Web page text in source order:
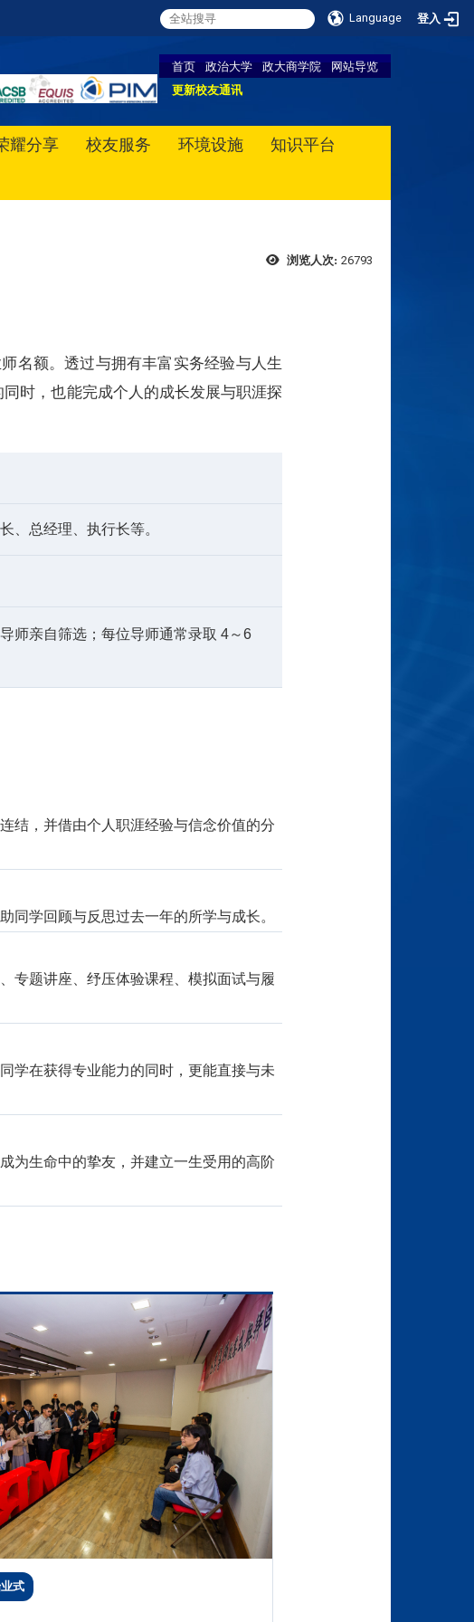
Language 登入
首页 政治大学 政大商学院
网站导览
更新校友通讯
耀分享 校友服务 环境设施
知识平台
浏览人次: 26793
名额。透过与拥有丰富实务经验与人生
时，也能完成个人的成长发展与职涯探
、总经理、执行长等。
师亲自筛选；每位导师通常录取 4～6
结，并借由个人职涯经验与信念价值的分
同学回顾与反思过去一年的所学与成长。
专题讲座、纾压体验课程、模拟面试与履
学在获得专业能力的同时，更能直接与未
为生命中的挚友，并建立一生受用的高阶
式